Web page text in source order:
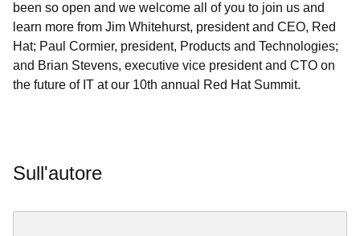
been so open and we welcome all of you to join us and
learn more from Jim Whitehurst, president and CEO, Red
Hat; Paul Cormier, president, Products and Technologies;
and Brian Stevens, executive vice president and CTO on
the future of IT at our 10th annual Red Hat Summit.
Sull'autore